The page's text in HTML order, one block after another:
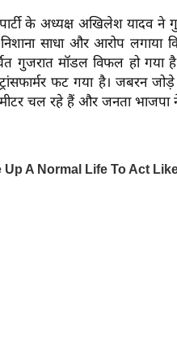
के अध्यक्ष अखिलेश यादव
साधा और आरोप
गुजरात मॉडल विफल हो
फट गया है। जबरन
मीटर चल रहे हैं और जनता